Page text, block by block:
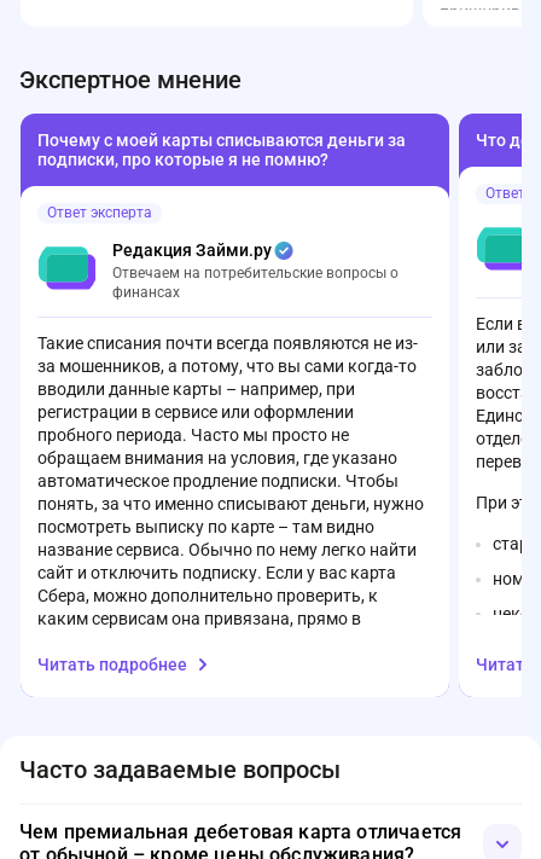
людей
то, закон
такие
с таким
чувством
банке мне
Экспертное мнение
Почему с моей карты списываются деньги за
подписки, про которые я не помню?
Ответ эксперта
Редакция Займи.ру
Отвечаем на потребительские вопросы о
финансах
Такие списания почти всегда появляются не из-
за мошенников, а потому, что вы сами когда-то
вводили данные карты – например, при
регистрации в сервисе или оформлении
пробного периода. Часто мы просто не
обращаем внимания на условия, где указано
автоматическое продление подписки. Чтобы
понять, за что именно списывают деньги, нужно
посмотреть выписку по карте – там видно
название сервиса. Обычно по нему легко найти
сайт и отключить подписку. Если у вас карта
Сбера, можно дополнительно проверить, к
каким сервисам она привязана, прямо в
перевыпускать карту стоит только в крайнем
Читать подробнее
Что
Ответ
Если
или
При
срок
Читать
Часто задаваемые вопросы
Чем премиальная дебетовая карта отличается